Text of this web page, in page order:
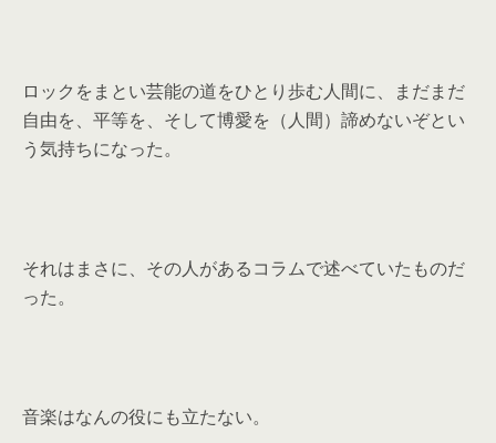
ロックをまとい芸能の道をひとり歩む人間に、まだまだ
自由を、平等を、そして博愛を（人間）諦めないぞとい
う気持ちになった。
それはまさに、その人があるコラムで述べていたものだ
った。
音楽はなんの役にも立たない。